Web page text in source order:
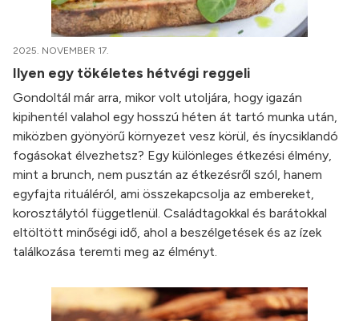
2025. NOVEMBER 17.
Ilyen egy tökéletes hétvégi reggeli
Gondoltál már arra, mikor volt utoljára, hogy igazán
kipihentél valahol egy hosszú héten át tartó munka után,
miközben gyönyörű környezet vesz körül, és ínycsiklandó
fogásokat élvezhetsz? Egy különleges étkezési élmény,
mint a brunch, nem pusztán az étkezésről szól, hanem
egyfajta rituáléról, ami összekapcsolja az embereket,
korosztálytól függetlenül. Családtagokkal és barátokkal
eltöltött minőségi idő, ahol a beszélgetések és az ízek
találkozása teremti meg az élményt.